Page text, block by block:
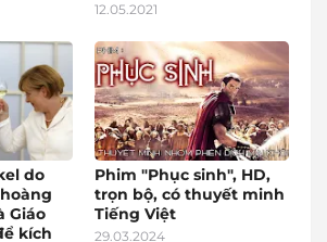
12.05.2021
do
Giáo
kích
Phim "Phục sinh", HD,
trọn bộ, có thuyết minh
Tiếng Việt
29.03.2024